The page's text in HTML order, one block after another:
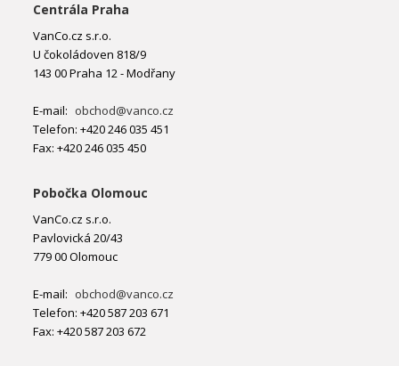
Centrála Praha
VanCo.cz s.r.o.
U čokoládoven 818/9
143 00 Praha 12 - Modřany
E-mail: obchod@vanco.cz
Telefon: +420 246 035 451
Fax: +420 246 035 450
Pobočka Olomouc
VanCo.cz s.r.o.
Pavlovická 20/43
779 00 Olomouc
E-mail: obchod@vanco.cz
Telefon: +420 587 203 671
Fax: +420 587 203 672